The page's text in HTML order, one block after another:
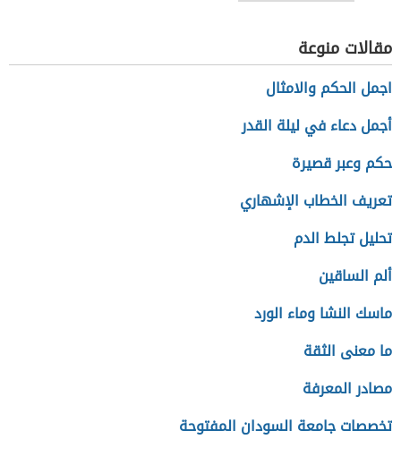
مقالات منوعة
اجمل الحكم والامثال
أجمل دعاء في ليلة القدر
حكم وعبر قصيرة
تعريف الخطاب الإشهاري
تحليل تجلط الدم
ألم الساقين
ماسك النشا وماء الورد
ما معنى الثقة
مصادر المعرفة
تخصصات جامعة السودان المفتوحة